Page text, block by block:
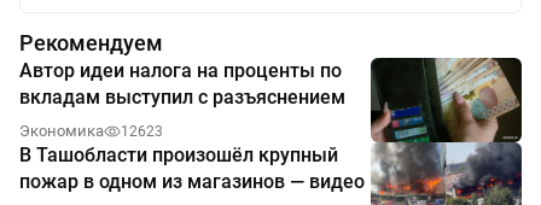
Рекомендуем
Автор идеи налога на проценты по
вкладам выступил с разъяснением
Экономика 12623
В Ташобласти произошёл крупный
пожар в одном из магазинов — видео